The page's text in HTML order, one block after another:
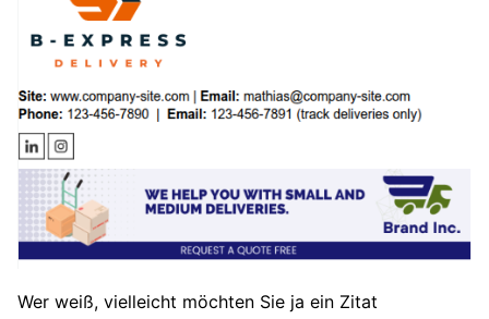
Wer weiß, vielleicht möchten Sie ja ein Zitat